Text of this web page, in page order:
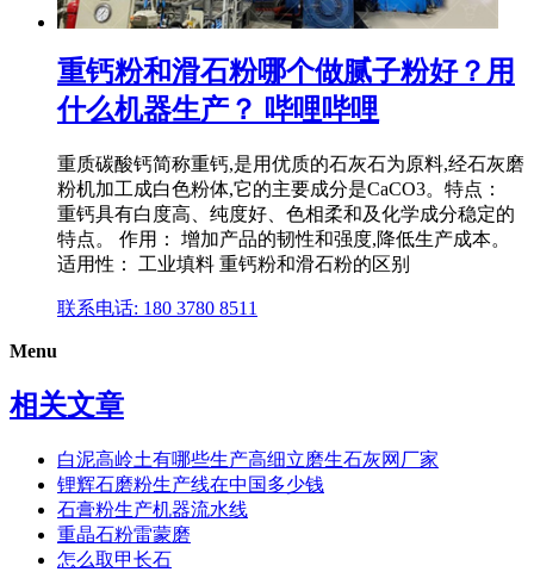
重钙粉和滑石粉哪个做腻子粉好？用
什么机器生产？ 哔哩哔哩
重质碳酸钙简称重钙,是用优质的石灰石为原料,经石灰磨
粉机加工成白色粉体,它的主要成分是CaCO3。特点：
重钙具有白度高、纯度好、色相柔和及化学成分稳定的
特点。 作用： 增加产品的韧性和强度,降低生产成本。
适用性： 工业填料 重钙粉和滑石粉的区别
联系电话: 180 3780 8511
Menu
相关文章
白泥高岭土有哪些生产高细立磨生石灰网厂家
锂辉石磨粉生产线在中国多少钱
石膏粉生产机器流水线
重晶石粉雷蒙磨
怎么取甲长石